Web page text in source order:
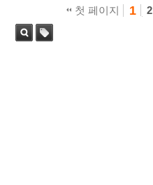
첫 페이지 1 2